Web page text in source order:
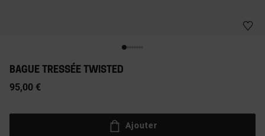
BAGUE TRESSÉE TWISTED
95,00 €
Ajouter